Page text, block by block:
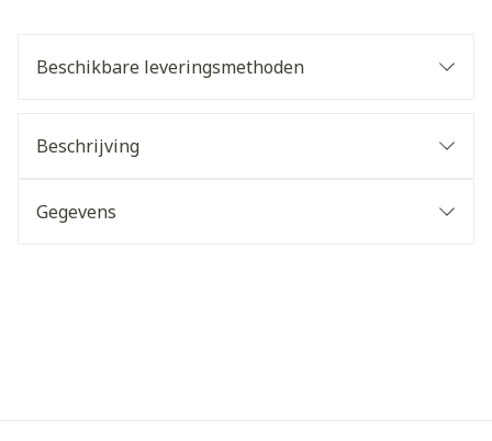
Beschikbare leveringsmethoden
Beschrijving
Gegevens